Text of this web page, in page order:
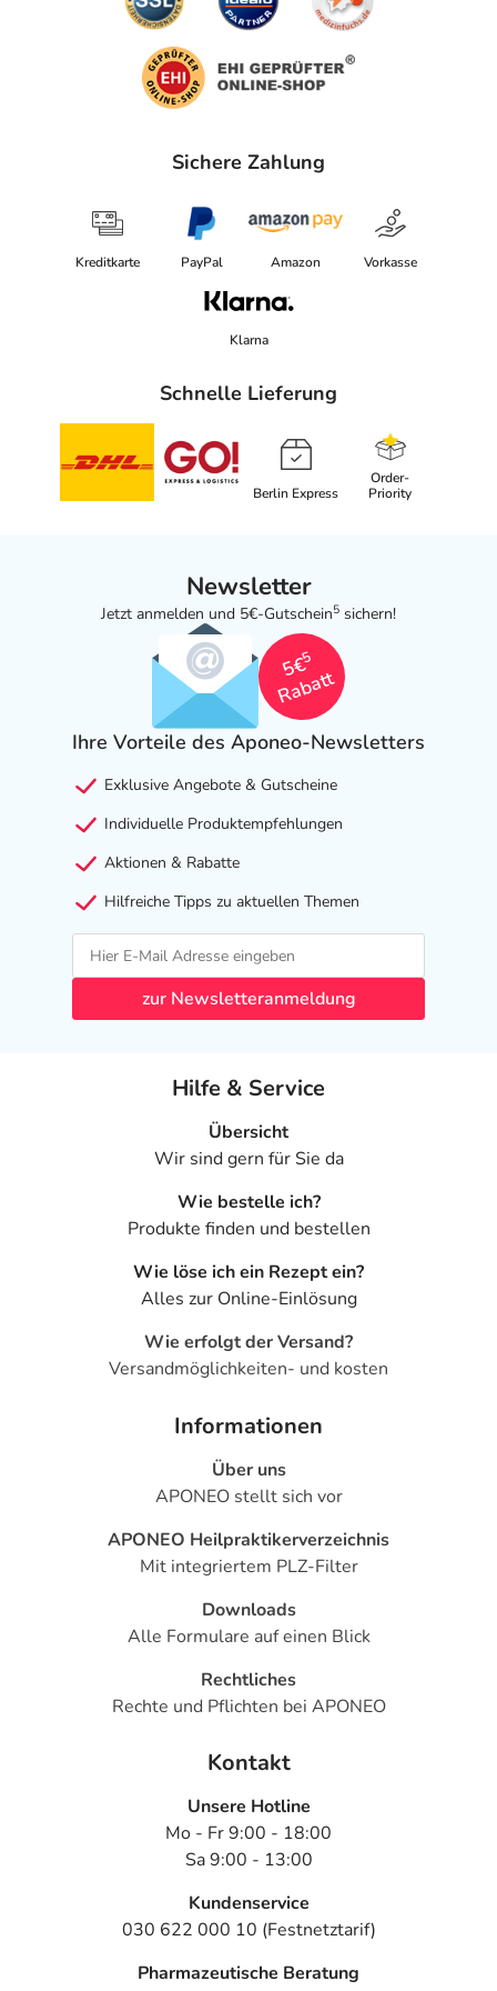
Sichere Zahlung
Kreditkarte PayPal Amazon Vorkasse
Klarna
Schnelle Lieferung
Berlin Express
Order-
Priority
Newsletter
Jetzt anmelden und 5€-Gutschein5 sichern!
5€
5
Rabatt
Ihre Vorteile des Aponeo-Newsletters
Exklusive Angebote & Gutscheine
Individuelle Produktempfehlungen
Aktionen & Rabatte
Hilfreiche Tipps zu aktuellen Themen
zur Newsletteranmeldung
Hilfe & Service
Übersicht
Wir sind gern für Sie da
Wie bestelle ich?
Produkte finden und bestellen
Wie löse ich ein Rezept ein?
Alles zur Online-Einlösung
Wie erfolgt der Versand?
Versandmöglichkeiten- und kosten
Informationen
Über uns
APONEO stellt sich vor
APONEO Heilpraktikerverzeichnis
Mit integriertem PLZ-Filter
Downloads
Alle Formulare auf einen Blick
Rechtliches
Rechte und Pflichten bei APONEO
Kontakt
Unsere Hotline
Mo - Fr 9:00 - 18:00
Sa 9:00 - 13:00
Kundenservice
030 622 000 10 (Festnetztarif)
Pharmazeutische Beratung